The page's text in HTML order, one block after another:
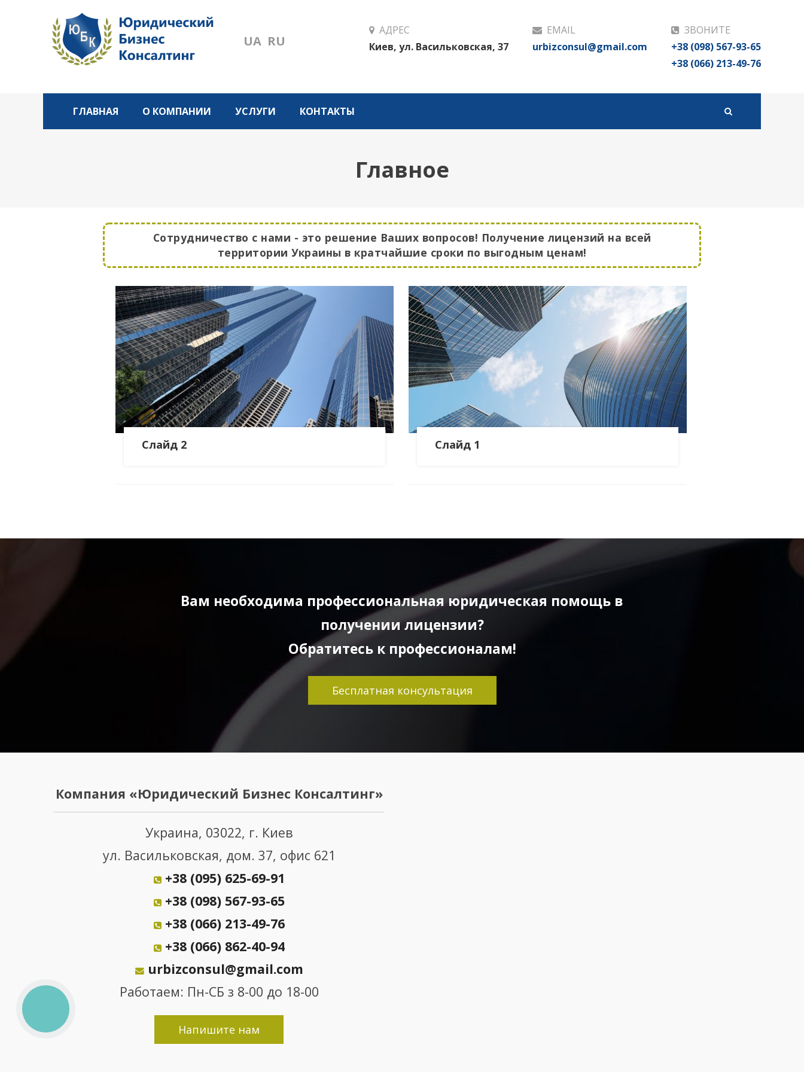
UA RU
АДРЕС
Киев, ул. Васильковская, 37
EMAIL
urbizconsul@gmail.com
ЗВОНИТЕ
+38 (098) 567-93-65
+38 (066) 213-49-76
ГЛАВНАЯ О КОМПАНИИ УСЛУГИ КОНТАКТЫ
Главное
Сотрудничество с нами - это решение Ваших вопросов! Получение лицензий на всей
территории Украины в кратчайшие сроки по выгодным ценам!
Слайд 2 Слайд 1
Вам необходима профессиональная юридическая помощь в
получении лицензии?
Обратитесь к профессионалам!
Бесплатная консультация
Компания «Юридический Бизнес Консалтинг»
Украина, 03022, г. Киев
ул. Васильковская, дом. 37, офис 621
+38 (095) 625-69-91
+38 (098) 567-93-65
+38 (066) 213-49-76
+38 (066) 862-40-94
urbizconsul@gmail.com
Работаем: Пн-СБ з 8-00 до 18-00
Напишите нам